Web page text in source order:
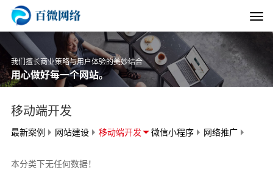
我们擅长商业策略与用户体验的美妙结合
用心做好每一个网站。
移动端开发
最新案例 网站建设 移动端开发 微信小程序 网络推广
本分类下无任何数据！